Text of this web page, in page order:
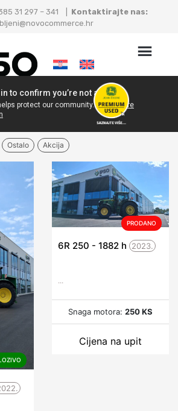
31 297 – 341 | Kontaktirajte nas:
Ostalo Akcija
PRODANO
6R 250 - 1882 h 2023.
...
Snaga motora: 250 KS
Cijena na upit